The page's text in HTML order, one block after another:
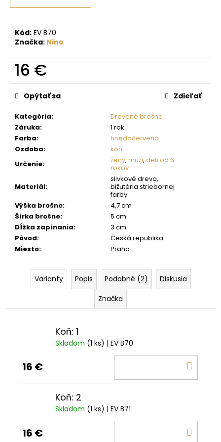
Kód: EV B70
Značka: Nino
16 €
Jednotková
cena:
Kategória:
Drevené brošne
Záruka:
1 rok
Farba:
hnedočervená
Ozdoba:
kôň
Určenie: ženy, muži, deti od 6
rokov
Materiál:
slivkové drevo,
bižutéria striebornej
farby
Výška brošne:
4,7 cm
Šírka brošne:
5 cm
Dĺžka zapínania:
3 cm
Pôvod:
Česká republika
Miesto: Praha
Opýtať sa Zdieľať
Varianty Popis Podobné (2)
Diskusia
Značka
Koň: 1
Skladom (1 ks) | EV B70
16 €
Koň: 2
Skladom (1 ks) | EV B71
16 €
a
m
e